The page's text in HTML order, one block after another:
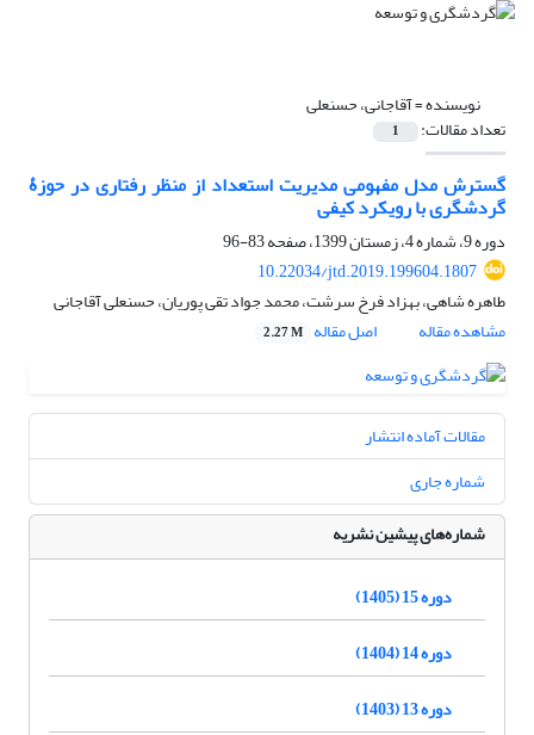
نویسنده =آقاجانی، حسنعلی
تعداد مقالات: 1
گسترش مدل مفهومی مدیریت استعداد از منظر رفتاری در حوزۀ
گردشگری با رویکرد کیفی
دوره 9، شماره 4، زمستان 1399، صفحه
83-96
10.22034/jtd.2019.199604.1807
طاهره شاهی، بهزاد فرخ سرشت، محمد جواد تقی پوریان، حسنعلی آقاجانی
مشاهده مقاله
اصل مقاله 2.27 M
مقالات آماده انتشار
شماره جاری
شماره‌های پیشین نشریه
دوره 15 (1405)
دوره 14 (1404)
دوره 13 (1403)